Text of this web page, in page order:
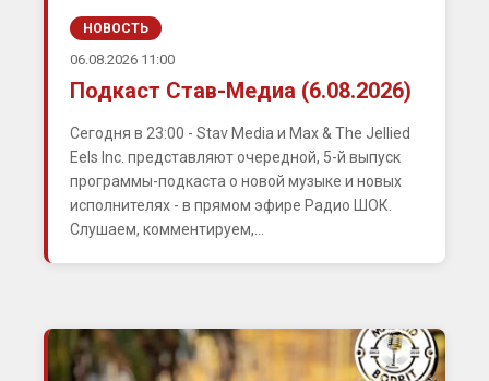
НОВОСТЬ
06.08.2026 11:00
Подкаст Став-Медиа (6.08.2026)
Сегодня в 23:00 - Stav Media и Max & The Jellied
Eels Inc. представляют очередной, 5-й выпуск
программы-подкаста о новой музыке и новых
исполнителях - в прямом эфире Радио ШОК.
Слушаем, комментируем,...